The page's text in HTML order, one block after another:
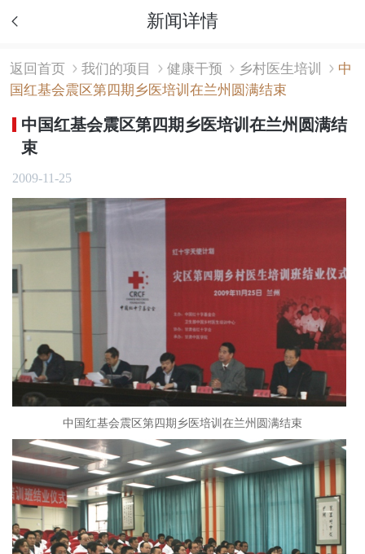
新闻详情
返回首页 我们的项目 健康干预 乡村医生培训
中
国红基会震区第四期乡医培训在兰州圆满结束
中国红基会震区第四期乡医培训在兰州圆满结
束
2009-11-25
中国红基会震区第四期乡医培训在兰州圆满结束